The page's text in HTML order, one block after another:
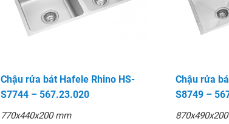
Chậu rửa bát Hafele Rhino HS-
S7744 – 567.23.020
770x440x200 mm
Chậu rửa
S8749 –